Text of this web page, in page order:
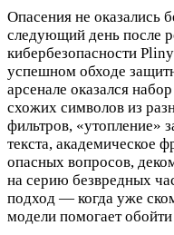
Опасения не оказались
следующий день после
кибербезопасности
успешном обходе
арсенале оказался
схожих символов из
фильтров, «утопление»
текста, академическое
опасных вопросов,
на серию безвредных
подход — когда уже
модели помогает